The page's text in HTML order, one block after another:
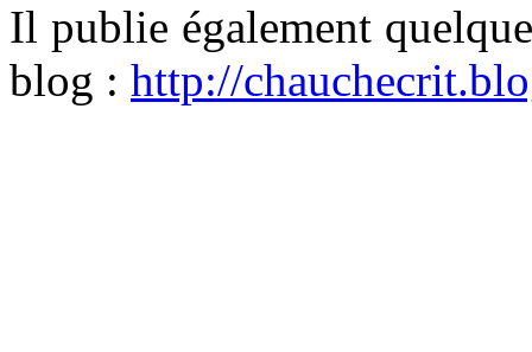
Il publie également
blog : http://